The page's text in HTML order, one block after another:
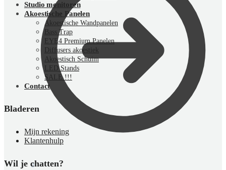
€0,00 0
Studio monitoren
Akoestische Panelen
Akoestische Wandpanelen
Bass Trap
EYE4 Premium Panelen
Diffusers akoestiek
Akoestisch Schuim
LED Stands
SALE !!!
Contact
Bladeren
Mijn rekening
Klantenhulp
Wil je chatten?